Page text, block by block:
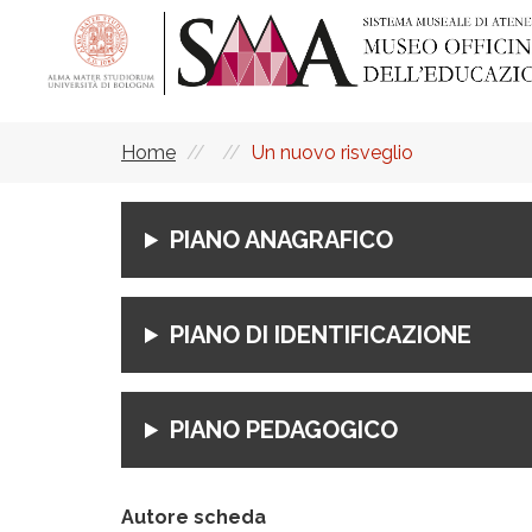
content
Breadcrumb
Home Un nuovo risveglio
PIANO ANAGRAFICO
PIANO DI IDENTIFICAZIONE
PIANO PEDAGOGICO
Autore scheda